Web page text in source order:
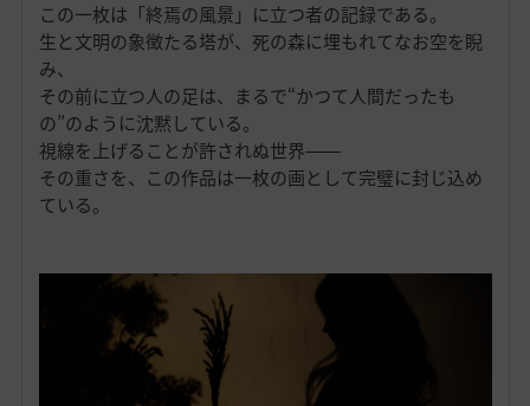
この一枚は「終焉の風景」に立つ者の記録である。
生と文明の象徴たる塔が、死の森に埋もれてなお空を睨
み、
その前に立つ人の足は、まるで“かつて人間だったも
の”のように沈黙している。
視線を上げることが許されぬ世界――
その重さを、この作品は一枚の画として完璧に封じ込め
ている。